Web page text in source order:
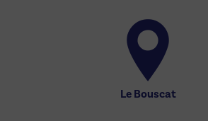
Le Bouscat